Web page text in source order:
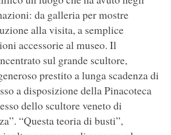
da galleria per mostre
alla visita, a semplice
accessorie al museo. Il
sul grande scultore,
prestito a lunga scadenza di
a disposizione della Pinacoteca
dello scultore veneto di
“Questa teoria di busti”,